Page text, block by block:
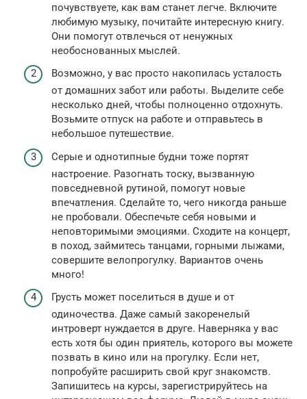
почувствуете, как вам станет легче. Включите
любимую музыку, почитайте интересную книгу.
Они помогут отвлечься от ненужных
необоснованных мыслей.
Возможно, у вас просто накопилась усталость
от домашних забот или работы. Выделите себе
несколько дней, чтобы полноценно отдохнуть.
Возьмите отпуск на работе и отправьтесь в
небольшое путешествие.
Серые и однотипные будни тоже портят
настроение. Разогнать тоску, вызванную
повседневной рутиной, помогут новые
впечатления. Сделайте то, чего никогда раньше
не пробовали. Обеспечьте себя новыми и
неповторимыми эмоциями. Сходите на концерт,
в поход, займитесь танцами, горными лыжами,
совершите велопрогулку. Вариантов очень
много!
Грусть может поселиться в душе и от
одиночества. Даже самый закоренелый
интроверт нуждается в друге. Наверняка у вас
есть хотя бы один приятель, которого вы можете
позвать в кино или на прогулку. Если нет,
попробуйте расширить свой круг знакомств.
Запишитесь на курсы, зарегистрируйтесь на